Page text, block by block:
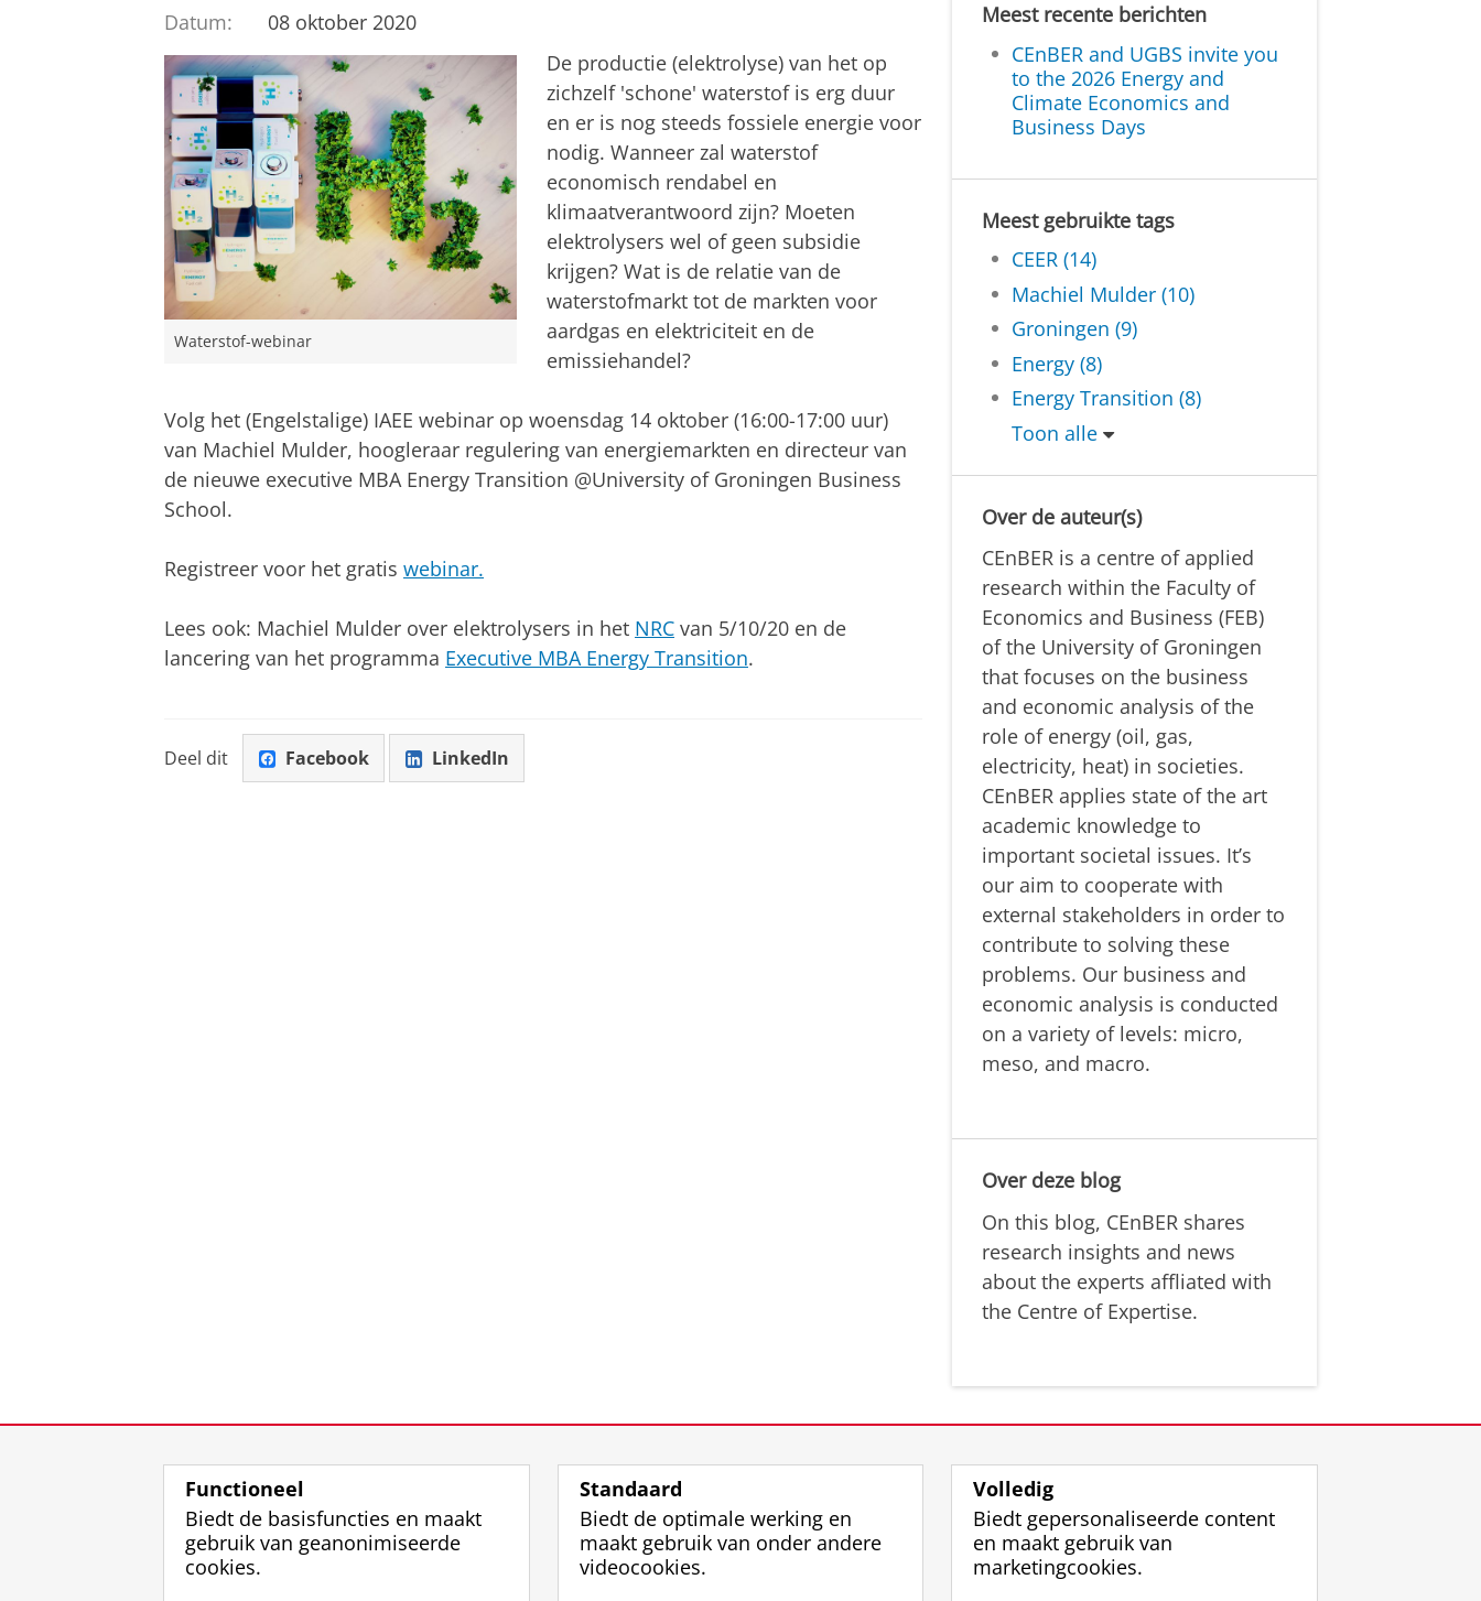
Datum:
08 oktober 2020
Waterstof-webinar
De productie (elektrolyse) van het op
zichzelf 'schone' waterstof is erg duur
en er is nog steeds fossiele energie voor
nodig. Wanneer zal waterstof
economisch rendabel en
klimaatverantwoord zijn? Moeten
elektrolysers wel of geen subsidie
krijgen? Wat is de relatie van de
waterstofmarkt tot de markten voor
aardgas en elektriciteit en de
emissiehandel?
Volg het (Engelstalige) IAEE webinar op woensdag 14 oktober (16:00-17:00 uur)
van Machiel Mulder, hoogleraar regulering van energiemarkten en directeur van
de nieuwe executive MBA Energy Transition @University of Groningen Business
School.
Registreer voor het gratis webinar.
Lees ook: Machiel Mulder over elektrolysers in het NRC van 5/10/20 en de
lancering van het programma Executive MBA Energy Transition.
Deel dit Facebook LinkedIn
Meest recente berichten
CEnBER and UGBS invite you
to the 2026 Energy and
Climate Economics and
Business Days
Meest gebruikte tags
CEER (14)
Machiel Mulder (10)
Groningen (9)
Energy (8)
Energy Transition (8)
Toon alle
Over de auteur(s)
CEnBER is a centre of applied
research within the Faculty of
Economics and Business (FEB)
of the University of Groningen
that focuses on the business
and economic analysis of the
role of energy (oil, gas,
electricity, heat) in societies.
CEnBER applies state of the art
academic knowledge to
important societal issues. It’s
our aim to cooperate with
external stakeholders in order to
contribute to solving these
problems. Our business and
economic analysis is conducted
on a variety of levels: micro,
meso, and macro.
Over deze blog
On this blog, CEnBER shares
research insights and news
about the experts affliated with
the Centre of Expertise.
Functioneel
Biedt de basisfuncties en maakt
gebruik van geanonimiseerde
cookies.
Standaard
Biedt de optimale werking en
maakt gebruik van onder andere
videocookies.
Volledig
Biedt gepersonaliseerde content
en maakt gebruik van
marketingcookies.